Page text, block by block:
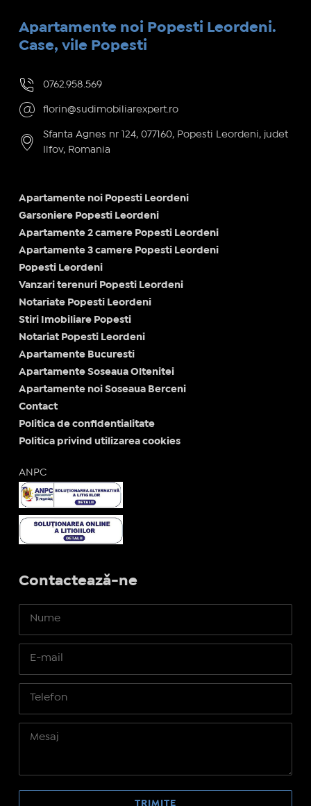
Apartamente noi Popesti Leordeni.
Case, vile Popesti
0762.958.569
florin@sudimobiliarexpert.ro
Sfanta Agnes nr 124, 077160, Popesti Leordeni, judet
Ilfov, Romania
Apartamente noi Popesti Leordeni
Garsoniere Popesti Leordeni
Apartamente 2 camere Popesti Leordeni
Apartamente 3 camere Popesti Leordeni
Popesti Leordeni
Vanzari terenuri Popesti Leordeni
Notariate Popesti Leordeni
Stiri Imobiliare Popesti
Notariat Popesti Leordeni
Apartamente Bucuresti
Apartamente Soseaua Oltenitei
Apartamente noi Soseaua Berceni
Contact
Politica de confidentialitate
Politica privind utilizarea cookies
ANPC
Contactează-ne